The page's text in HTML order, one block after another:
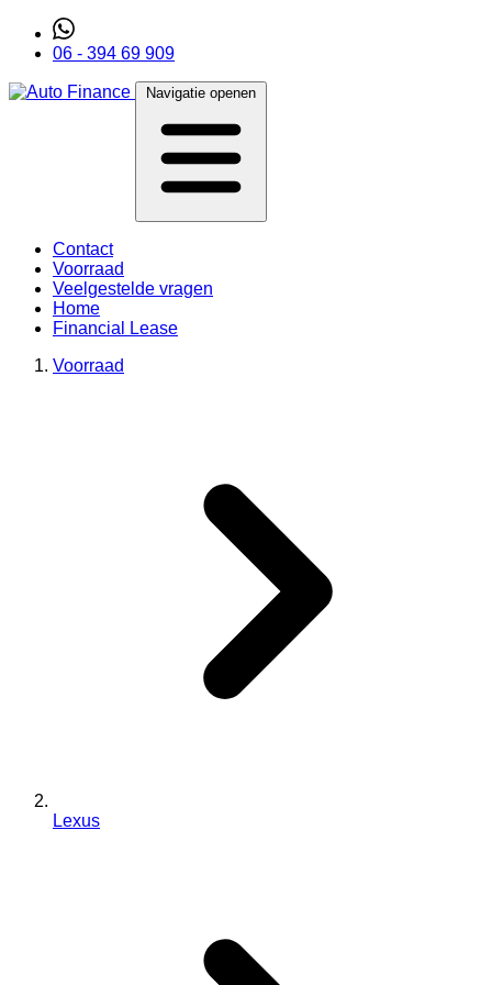
06 - 394 69 909
Navigatie openen
Contact
Voorraad
Veelgestelde vragen
Home
Financial Lease
Voorraad
Lexus